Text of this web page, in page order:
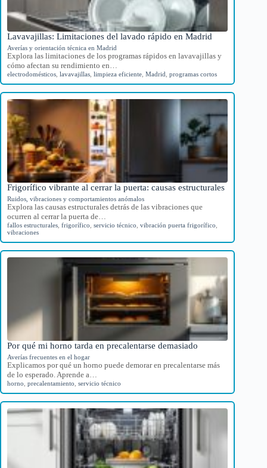
Lavavajillas: Limitaciones del lavado rápido en Madrid
Averías y orientación técnica en Madrid
Explora las limitaciones de los programas rápidos en lavavajillas y
cómo afectan su rendimiento en…
electrodomésticos lavavajillas limpieza eficiente Madrid programas cortos
Frigorífico vibrante al cerrar la puerta: causas estructurales
Ruidos, vibraciones y comportamientos anómalos
Explora las causas estructurales detrás de las vibraciones que
ocurren al cerrar la puerta de…
fallos estructurales frigorífico servicio técnico vibración puerta frigorífico
vibraciones
Por qué mi horno tarda en precalentarse demasiado
Averías frecuentes en el hogar
Explicamos por qué un horno puede demorar en precalentarse más
de lo esperado. Aprende a…
horno precalentamiento servicio técnico